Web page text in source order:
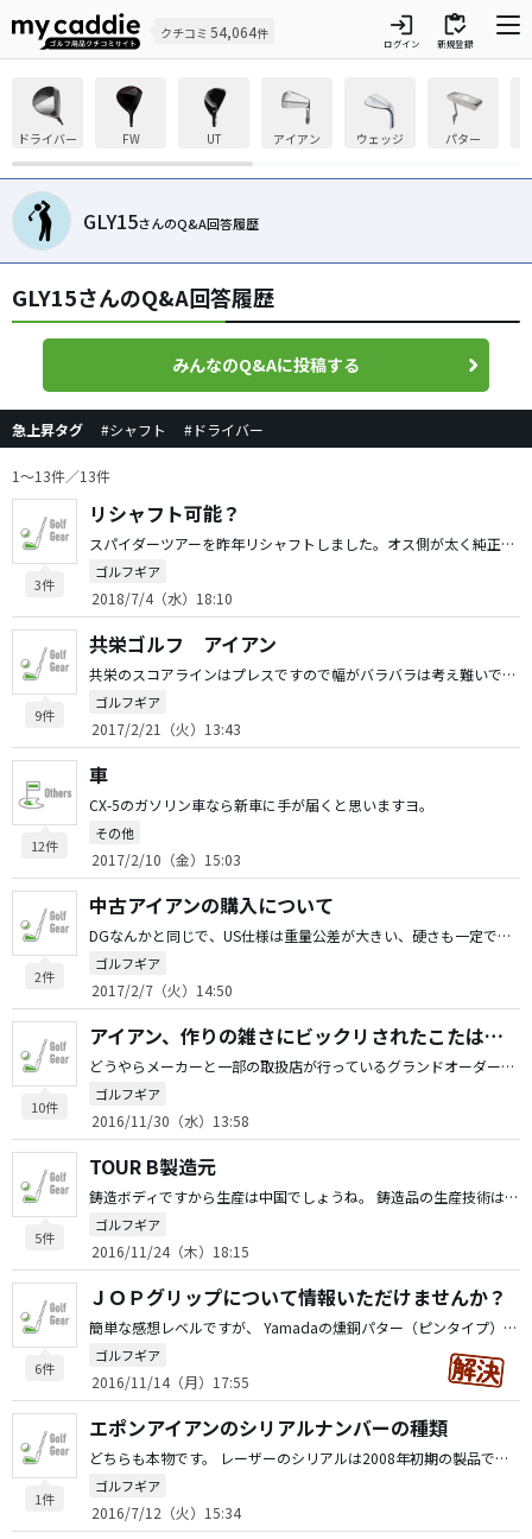
クチコミ 54,064件 login
ログイン
inventory
新規登録
ドライバー FW UT アイアン ウェッジ パター
GLY15さんのQ&A回答履歴
GLY15さんのQ&A回答履歴
みんなのQ&Aに投稿する
急上昇タグ #シャフト #ドライバー
1〜13件／13件
3件
リシャフト可能？
スパイダーツアーを昨年リシャフトしました。オス側が太く純正シャフトは専用品ですのでオス側を削りシャフトを装着しました。 ショートスラントモデルはどうか解りませんが、製造コストを考えると太さは同じと推測されます。 ですのでDiamanaのアタッチメントはそのままでは装着出来ないと思われます。 長さで装着出来るかどうかの判断しか出来ない三菱側のシロートさにも呆れまが・・・
ゴルフギア
2018/7/4（水）18:10
9件
共栄ゴルフ アイアン
共栄のスコアラインはプレスですので幅がバラバラは考え難いですね、と言うか有り得ないかと。 個体管理もきちんとされているしそのようなスコアラインだとすれば、そもそもヘッドが本物かどうかが疑わしいですね。
ゴルフギア
2017/2/21（火）13:43
12件
車
CX-5のガソリン車なら新車に手が届くと思いますヨ。
その他
2017/2/10（金）15:03
2件
中古アイアンの購入について
DGなんかと同じで、US仕様は重量公差が大きい、硬さも一定でなくバラバラ JP仕様はそれがかなり一定になっており多少マシです。 グリップを外すと何番用なのかとフレックスが印字されています。
ゴルフギア
2017/2/7（火）14:50
10件
アイアン、作りの雑さにビックリされたこたはありますか？
どうやらメーカーと一部の取扱店が行っているグランドオーダー会を御存知ないようで・・・ ミズノは時期や取扱店が限定されていますが、グラインドオーダー会を実施している店なら相当部分の変更をすることが出来ます。 刻印の有無からトップラインの厚さソール形状、重量等々相当な部分まで同じ価格で行なうことが出来ますね。 とりあえず参考まで。
ゴルフギア
2016/11/30（水）13:58
5件
TOUR B製造元
鋳造ボディですから生産は中国でしょうね。 鋳造品の生産技術は中国もかなり上がっていますから・・・ OEM品は遠藤と言えどもテキトーですし鋳造品は遠藤も外注している位ですからそれ程気にしなくてもいいんじゃないでしょうか。
ゴルフギア
2016/11/24（木）18:15
6件
ＪＯＰグリップについて情報いただけませんか？
簡単な感想レベルですが、 Yamadaの燻銅パター（ピンタイプ）とODAのTO-105（L字マレット）にラージを装着 Yamadaは34インチ、標準装着のシャフトで重量不明 フェース管理が簡単になり引っ掛けも無くなりました。パターそのものと相性バッチリでパッティングストロークが安定ししました。 全体の重量バランスが良くなってパター自体の難易度が下がった印象です。 ODAは34インチで使用、150ｇのシャフトのせいか中途半端なカウンター効果でストロークが安定せず、距離感も合わず最悪でしたので1ラウンド使って抜きました。 このグリップはヘッド重量、シャフト重量と長さと密接な関係があるように感じ重量等の値だけでは判断できない気がします。 ぶっちゃけ、差したとこ勝負みたいなグリップと思います。 あとは握った感じがしっくりこなければ装着しないほうが良いかもしれません。
ゴルフギア
2016/11/14（月）17:55
1件
エポンアイアンのシリアルナンバーの種類
どちらも本物です。 レーザーのシリアルは2008年初期の製品で新潟工場製、バックフェイスにJAPAN FORGEDの刻印がありますが、製品としては古いです。 本物なら使い込んでいてもソールのメッキが剥がれるようなことはまず無いです。 刻印は2009年以降〜現行モデル、タイの自社工場製でバックフェイスの刻印はFORGED BY ENDOとなっています。 偽物対策として刻印となっているだけで製品精度云々の違いは無いです。
ゴルフギア
2016/7/12（火）15:34